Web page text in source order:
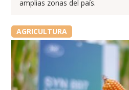
amplias zonas del país.
AGRICULTURA